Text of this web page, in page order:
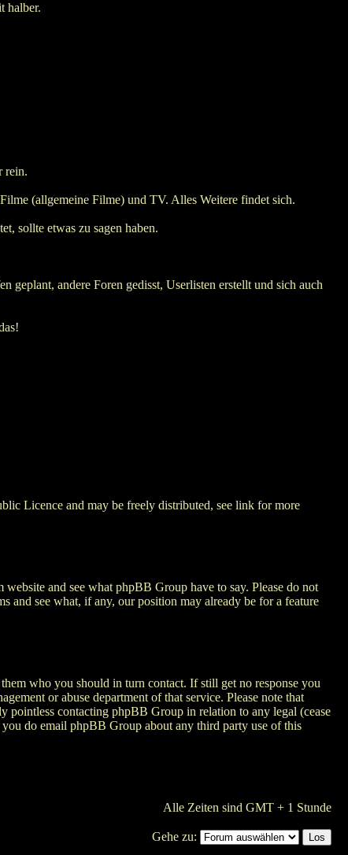
halber.
rein.
(allgemeine Filme) und TV. Alles Weitere findet sich.
sollte etwas zu sagen haben.
geplant, andere Foren gedisst, Userlisten erstellt und sich auch
Licence and may be freely distributed, see link for more
and see what phpBB Group have to say. Please do not
and see what, if any, our position may already be for a feature
who you should in turn contact. If still get no response you
or abuse department of that service. Please note that
contacting phpBB Group in relation to any legal (cease
do email phpBB Group about any third party use of this
Alle Zeiten sind GMT + 1 Stunde
Gehe zu: